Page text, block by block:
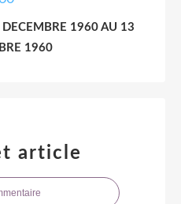
DECEMBRE 1960 AU 13
1960
article